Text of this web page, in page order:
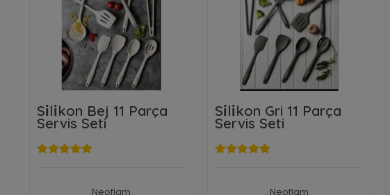
Si̇li̇kon Bej 11 Parça
Servis Seti
Neoflam
Si̇li̇kon Gri 11 Parça
Servis Seti
Neoflam